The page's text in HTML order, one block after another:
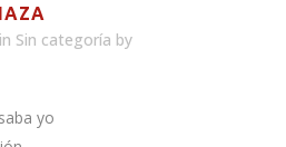
in Sin categoría by
yo